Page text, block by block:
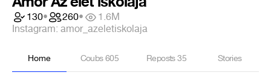
130• 260•
1.6M
Instagram: amor_azeletiskolaja
Home Coubs605 Reposts35 Stories